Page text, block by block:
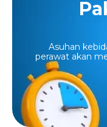
Asuhan
perawat akan